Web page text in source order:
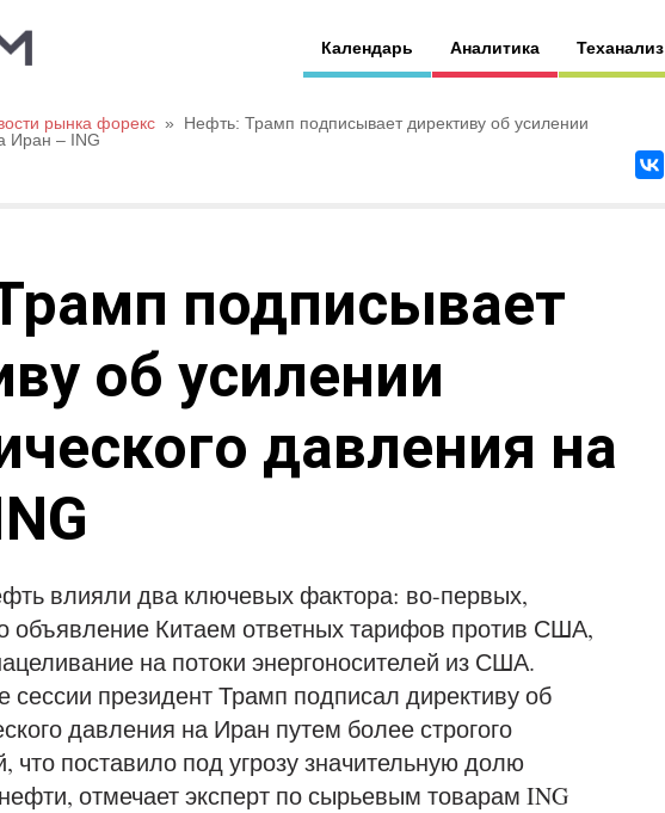
Календарь Аналитика Теханализ
рынка форекс »
Нефть: Трамп подписывает директиву об усилении
Иран – ING
подписывает
об усилении
давления на
влияли два ключевых фактора: во-первых,
объявление Китаем ответных тарифов против США,
на потоки энергоносителей из США.
сессии президент Трамп подписал директиву об
давления на Иран путем более строгого
что поставило под угрозу значительную долю
отмечает эксперт по сырьевым товарам ING